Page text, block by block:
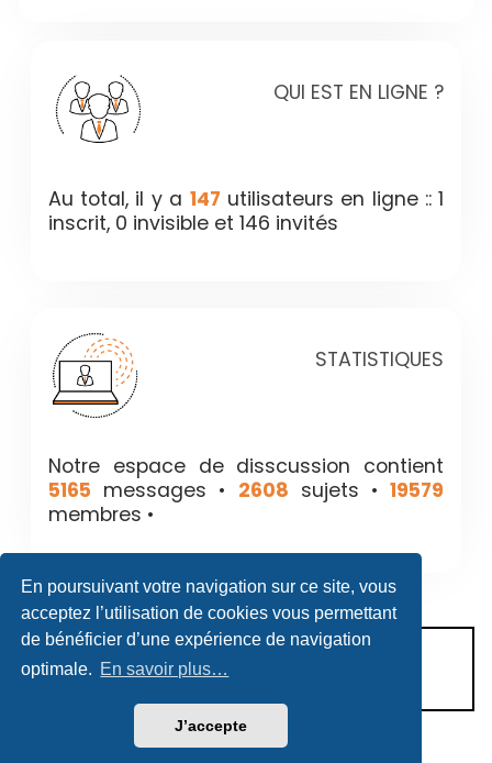
En poursuivant votre navigation sur ce site, vous
acceptez l’utilisation de cookies vous permettant
de bénéficier d’une expérience de navigation
optimale. En savoir plus…
J’accepte
QUI EST EN LIGNE ?
Au total, il y a 147 utilisateurs en ligne :: 1
inscrit, 0 invisible et 146 invités
STATISTIQUES
Notre espace de disscussion contient
5165 messages • 2608 sujets •19579
membres •
CONDITIONS D’UTILISATION
POLITIQUE DE VIE PRIVÉE
Héritage & Succession